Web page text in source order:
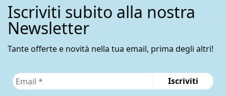
Iscriviti subito alla nostra
Newsletter
Tante offerte e novità nella tua email, prima degli altri!